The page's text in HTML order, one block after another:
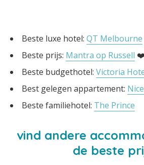
Beste luxe hotel: QT Melbourne
Beste prijs: Mantra op Russell ❤️
Beste budgethotel: Victoria
Best gelegen appartement:
Beste familiehotel: The Prince
vind andere
de beste